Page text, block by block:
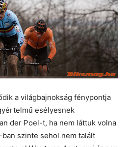
a világbajnokság fénypontja
esélyesnek
der Poel-t, ha nem láttuk volna
szinte sehol nem talált